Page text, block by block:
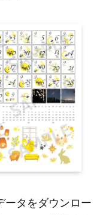
ータをダウンロー